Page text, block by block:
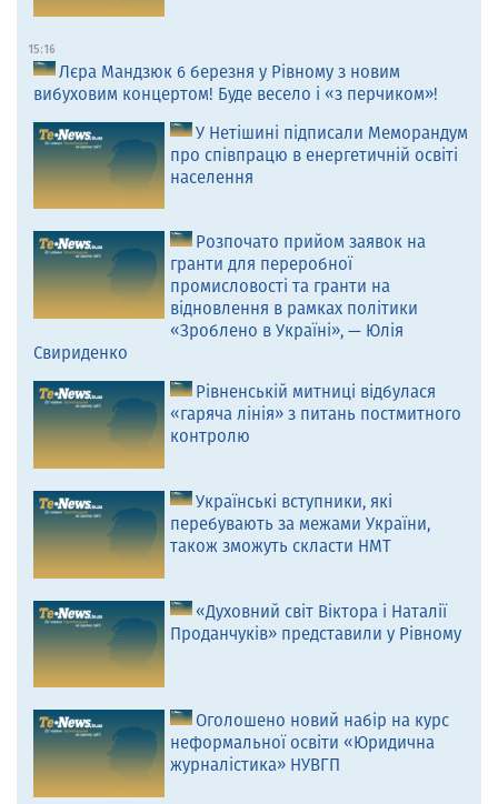
15:16
Лєра Мандзюк 6 березня у Рівному з новим
вибуховим концертом! Буде весело і «з перчиком»!
У Нетішині підписали Меморандум
про співпрацю в енергетичній освіті
населення
Розпочато прийом заявок на
гранти для переробної
промисловості та гранти на
відновлення в рамках політики
«Зроблено в Україні», — Юлія
Свириденко
Рівненській митниці відбулася
«гаряча лінія» з питань постмитного
контролю
Українські вступники, які
перебувають за межами України,
також зможуть скласти НМТ
«Духовний світ Віктора і Наталії
Проданчуків» представили у Рівному
Оголошено новий набір на курс
неформальної освіти «Юридична
журналістика» НУВГП